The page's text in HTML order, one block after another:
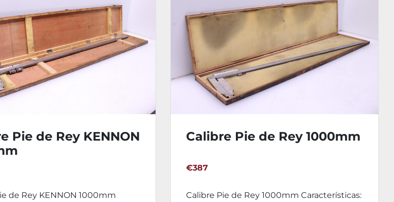
Calibre Pie de Rey 1000mm
Calibre Pie de Rey 1000mm Características:
Calibre Pie de Rey
Calibre Pie de Rey KENNON 500mm